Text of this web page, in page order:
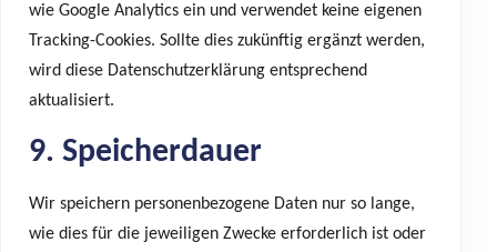
wie Google Analytics ein und verwendet keine eigenen
Tracking-Cookies. Sollte dies zukünftig ergänzt werden,
wird diese Datenschutzerklärung entsprechend
aktualisiert.
9. Speicherdauer
Wir speichern personenbezogene Daten nur so lange,
wie dies für die jeweiligen Zwecke erforderlich ist oder